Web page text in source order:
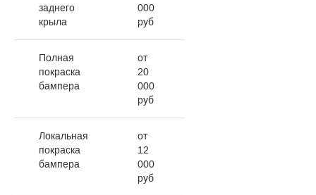
заднего
крыла
000
руб
Полная
покраска
бампера
от
20
000
руб
Локальная
покраска
бампера
от
12
000
руб